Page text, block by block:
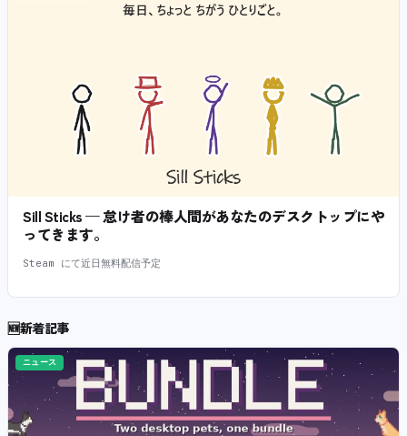
Sill Sticks — 怠け者の棒人間があなたのデスクトップにや
ってきます。
Steam にて近日無料配信予定
🆕新着記事
ニュース